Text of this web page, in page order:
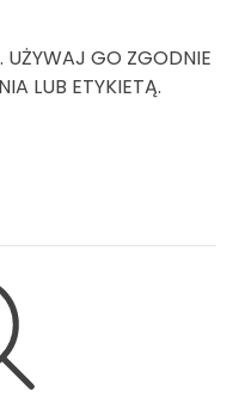
UŻYWAJ GO ZGODNIE
LUB ETYKIETĄ.